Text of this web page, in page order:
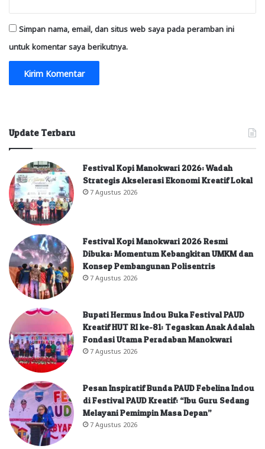
Simpan nama, email, dan situs web saya pada peramban ini
untuk komentar saya berikutnya.
Update Terbaru
Festival Kopi Manokwari 2026: Wadah
Strategis Akselerasi Ekonomi Kreatif Lokal
7 Agustus 2026
Festival Kopi Manokwari 2026 Resmi
Dibuka: Momentum Kebangkitan UMKM dan
Konsep Pembangunan Polisentris
7 Agustus 2026
Bupati Hermus Indou Buka Festival PAUD
Kreatif HUT RI ke-81: Tegaskan Anak Adalah
Fondasi Utama Peradaban Manokwari
7 Agustus 2026
Pesan Inspiratif Bunda PAUD Febelina Indou
di Festival PAUD Kreatif: “Ibu Guru Sedang
Melayani Pemimpin Masa Depan”
7 Agustus 2026